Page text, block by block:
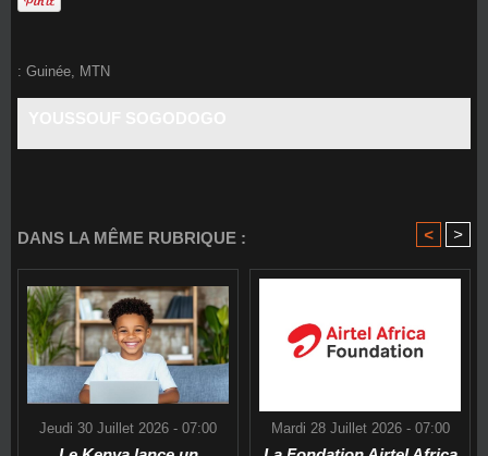
: Guinée MTN
DANS LA MÊME RUBRIQUE : < >
Jeudi 30 Juillet 2026 - 07:00 Mardi 28 Juillet 2026 - 07:00